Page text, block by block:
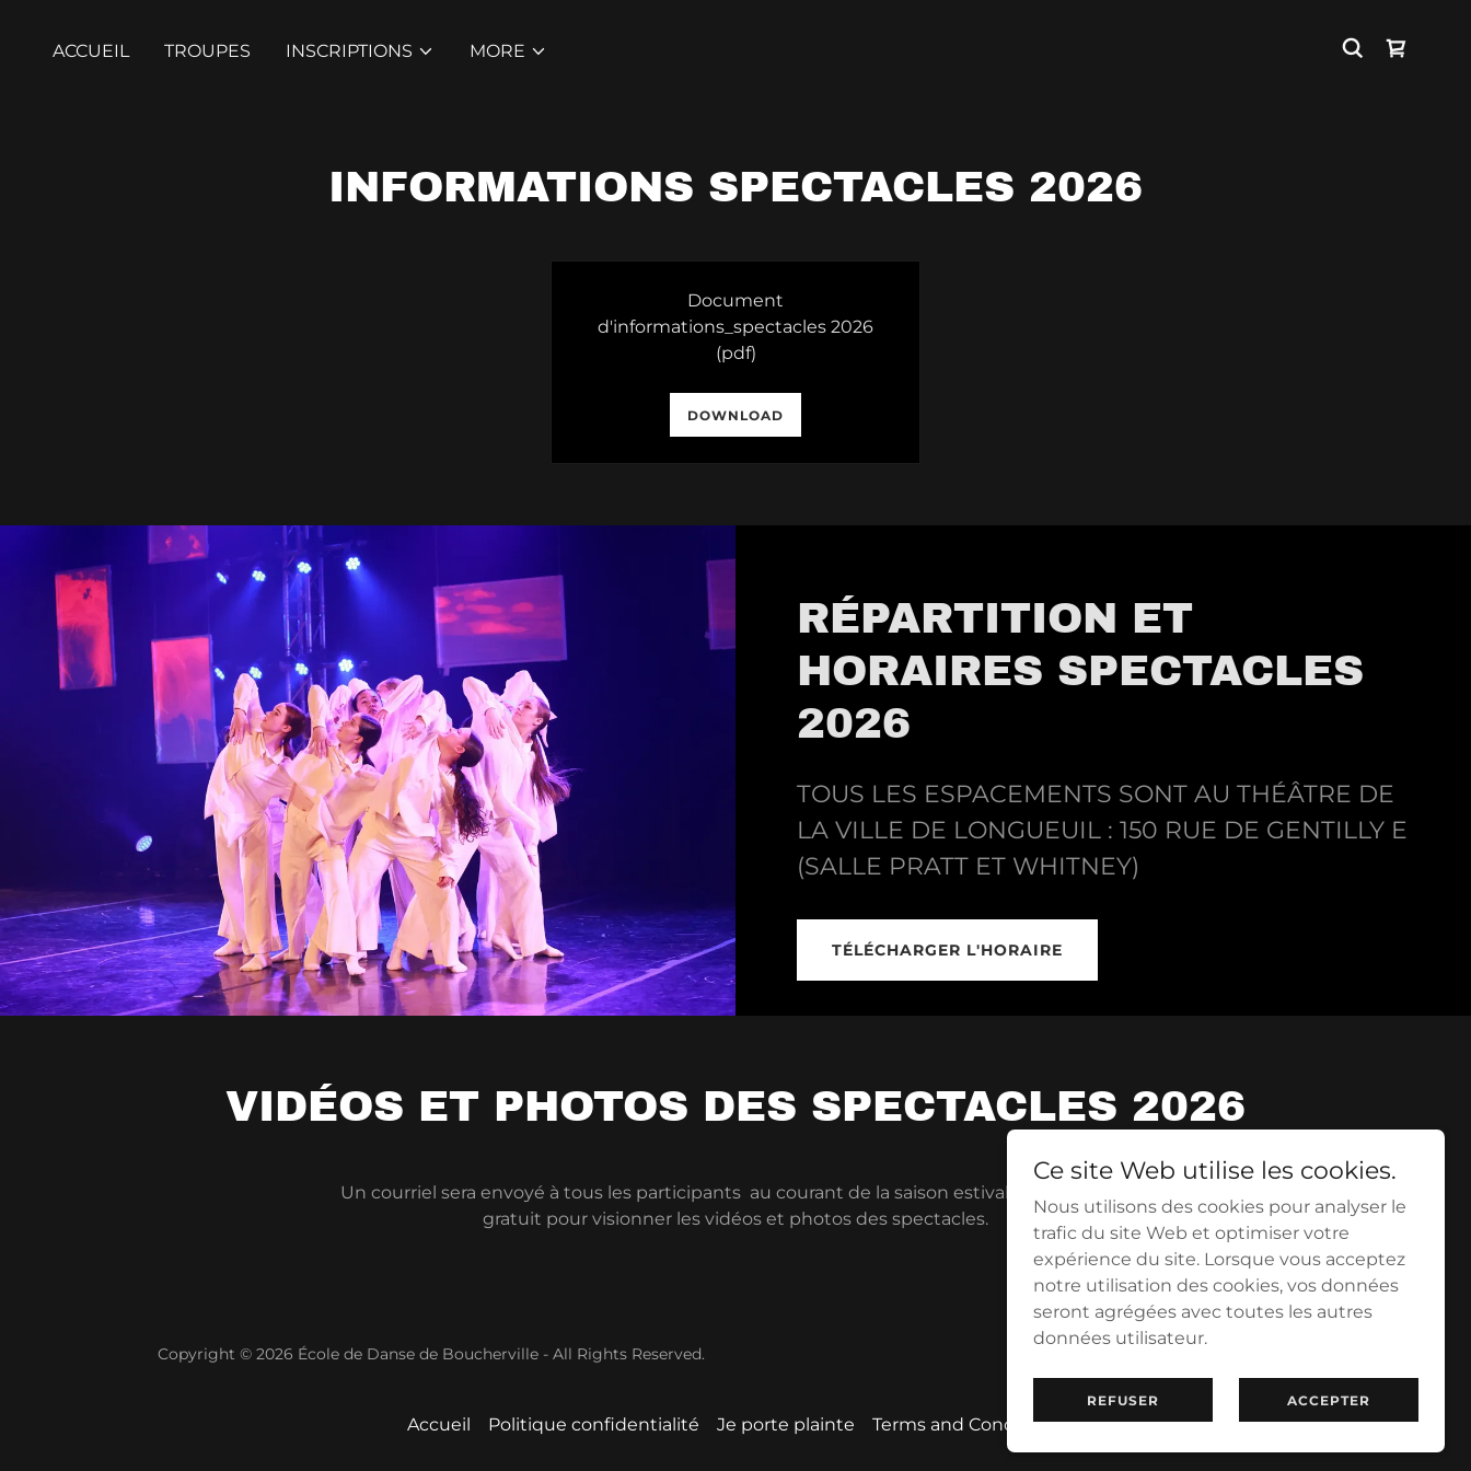
ACCUEIL TROUPES INSCRIPTIONS MORE
INFORMATIONS SPECTACLES 2026
Document
d'informations_spectacles 2026
(pdf)
DOWNLOAD
RÉPARTITION ET
HORAIRES SPECTACLES
2026
TOUS LES ESPACEMENTS SONT AU THÉÂTRE DE
LA VILLE DE LONGUEUIL : 150 RUE DE GENTILLY E
(SALLE PRATT ET WHITNEY)
TÉLÉCHARGER L'HORAIRE
VIDÉOS ET PHOTOS DES SPECTACLES 2026
Un courriel sera envoyé à tous les participants au courant de la saison estivale avec un lien
gratuit pour visionner les vidéos et photos des spectacles.
Copyright © 2026 École de Danse de Boucherville - All Rights Reserved.
Accueil Politique confidentialité Je porte plainte Terms and Conditions
Ce site Web utilise les cookies.
Nous utilisons des cookies pour analyser le
trafic du site Web et optimiser votre
expérience du site. Lorsque vous acceptez
notre utilisation des cookies, vos données
seront agrégées avec toutes les autres
données utilisateur.
REFUSER ACCEPTER